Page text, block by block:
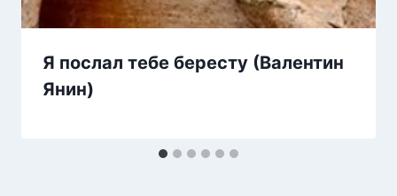
Я послал тебе бересту (Валентин
Янин)